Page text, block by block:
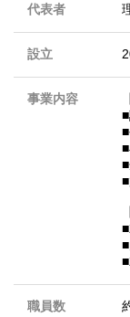
代表者
設立
事業内容
職員数